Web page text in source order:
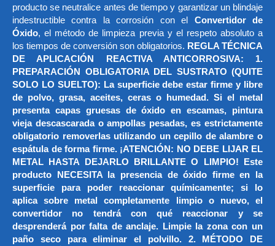
producto se neutralice antes de tiempo y garantizar un blindaje
indestructible contra la corrosión con el Convertidor de
Óxido, el método de limpieza previa y el respeto absoluto a
los tiempos de conversión son obligatorios. REGLA TÉCNICA
DE APLICACIÓN REACTIVA ANTICORROSIVA: 1.
PREPARACIÓN OBLIGATORIA DEL SUSTRATO (QUITE
SOLO LO SUELTO): La superficie debe estar firme y libre
de polvo, grasa, aceites, ceras o humedad. Si el metal
presenta capas gruesas de óxido en escamas, pintura
vieja descascarada o ampollas pesadas, es estrictamente
obligatorio removerlas utilizando un cepillo de alambre o
espátula de forma firme. ¡ATENCIÓN: NO DEBE LIJAR EL
METAL HASTA DEJARLO BRILLANTE O LIMPIO! Este
producto NECESITA la presencia de óxido firme en la
superficie para poder reaccionar químicamente; si lo
aplica sobre metal completamente limpio o nuevo, el
convertidor no tendrá con qué reaccionar y se
desprenderá por falta de anclaje. Limpie la zona con un
paño seco para eliminar el polvillo. 2. MÉTODO DE